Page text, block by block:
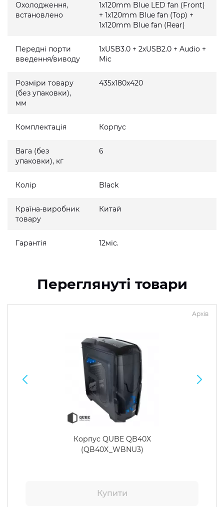
Охолодження,
встановлено
1x120mm Blue LED fan (Front)
+ 1x120mm Blue fan (Top) +
1x120mm Blue fan (Rear)
Передні порти
введення/виводу
1хUSB3.0 + 2хUSB2.0 + Audio +
Mic
Розміри товару
(без упаковки),
мм
435x180x420
Комплектація Корпус
Вага (без
упаковки), кг
6
Колір Black
Країна-виробник
товару
Китай
Гарантія 12міс.
Переглянуті товари
Архів
Корпус QUBE QB40X
(QB40X_WBNU3)
Купити